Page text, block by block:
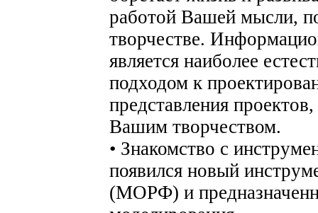
работой Вашей мысли,
творчестве.
является наиболее
подходом к
представления
Вашим творчеством.
• Знакомство с
появился новый
(МОРФ) и